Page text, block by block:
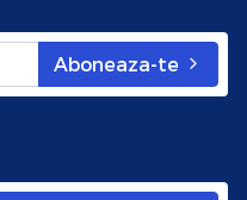
Aboneaza-te